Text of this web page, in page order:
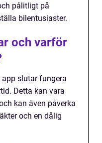
pålitligt på
bilentusiaster.
och varför
slutar fungera
Detta kan vara
kan även påverka
och en dålig